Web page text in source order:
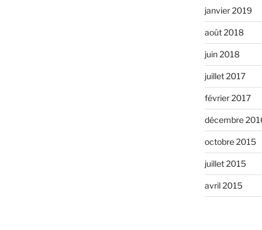
janvier 2019
août 2018
juin 2018
juillet 2017
février 2017
décembre
octobre 2015
juillet 2015
avril 2015